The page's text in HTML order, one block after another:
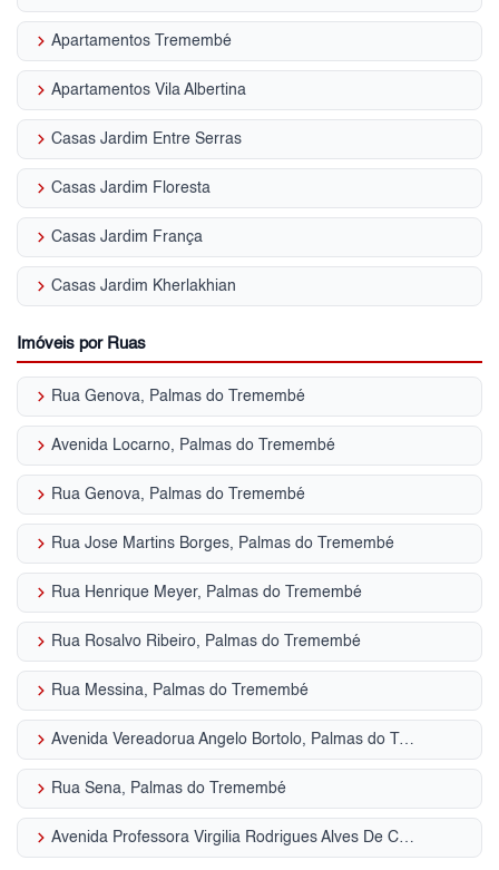
keyboard_arrow_right Apartamentos Tremembé
keyboard_arrow_right Apartamentos Vila Albertina
keyboard_arrow_right Casas Jardim Entre Serras
keyboard_arrow_right Casas Jardim Floresta
keyboard_arrow_right Casas Jardim França
keyboard_arrow_right Casas Jardim Kherlakhian
Imóveis por Ruas
keyboard_arrow_right Rua Genova, Palmas do Tremembé
keyboard_arrow_right Avenida Locarno, Palmas do Tremembé
keyboard_arrow_right Rua Genova, Palmas do Tremembé
keyboard_arrow_right Rua Jose Martins Borges, Palmas do Tremembé
keyboard_arrow_right Rua Henrique Meyer, Palmas do Tremembé
keyboard_arrow_right Rua Rosalvo Ribeiro, Palmas do Tremembé
keyboard_arrow_right Rua Messina, Palmas do Tremembé
keyboard_arrow_right Avenida Vereadorua Angelo Bortolo, Palmas do Tremembé
keyboard_arrow_right Rua Sena, Palmas do Tremembé
keyboard_arrow_right Avenida Professora Virgilia Rodrigues Alves De Car, Palmas do Tremembé